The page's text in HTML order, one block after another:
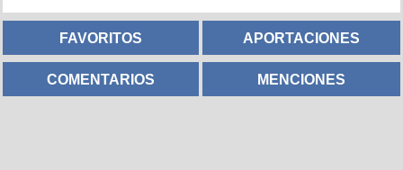
FAVORITOS APORTACIONES
COMENTARIOS MENCIONES